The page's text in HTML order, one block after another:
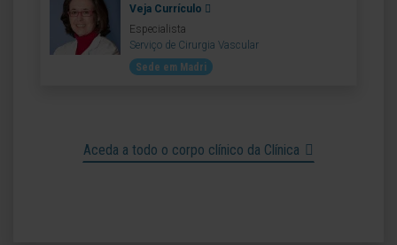
Veja Currículo
Especialista
Serviço de Cirurgia Vascular
Sede em Madri
Aceda a todo o corpo clínico da Clínica